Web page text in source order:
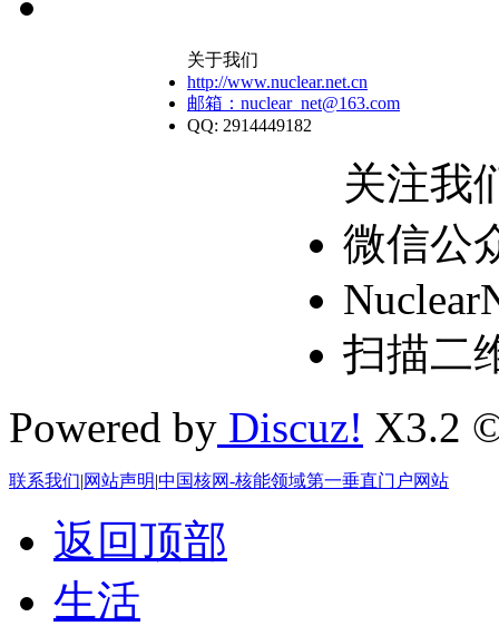
关于我们
http://www.nuclear.net.cn
邮箱：nuclear_net@163.com
QQ: 2914449182
关注我
微信公
扫描二
Powered by Discuz! X3.2
联系我们|网站声明|中国核网-核能领域第一垂直门户网站
返回顶部
生活